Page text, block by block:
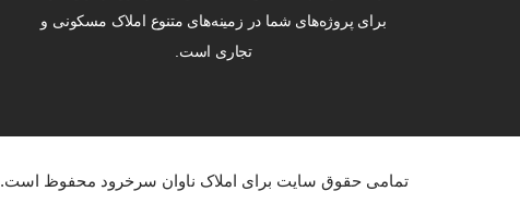
برای پروژه‌های شما در زمینه‌های متنوع املاک مسکونی و
تجاری است.
تمامی حقوق سایت برای املاک ناوان سرخرود محفوظ است.